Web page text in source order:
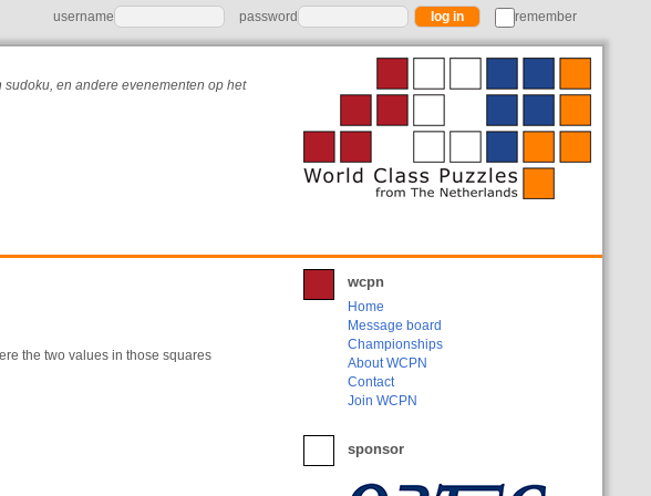
username password remember
en andere evenementen op het
the two values in those squares
wcpn
Home
Message board
Championships
About WCPN
Contact
Join WCPN
sponsor